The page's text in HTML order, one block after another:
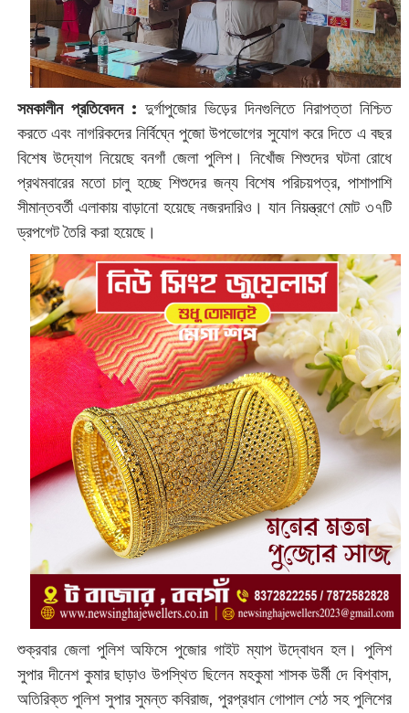
সমকালীন প্রতিবেদন : দুর্গাপুজোর ভিড়ের দিনগুলিতে নিরাপত্তা নিশ্চিত
করতে এবং নাগরিকদের নির্বিঘ্নে পুজো উপভোগের সুযোগ করে দিতে এ বছর
বিশেষ উদ্যোগ নিয়েছে বনগাঁ জেলা পুলিশ। নিখোঁজ শিশুদের ঘটনা রোধে
প্রথমবারের মতো চালু হচ্ছে শিশুদের জন্য বিশেষ পরিচয়পত্র, পাশাপাশি
সীমান্তবর্তী এলাকায় বাড়ানো হয়েছে নজরদারিও। যান নিয়ন্ত্রণে মোট ৩৭টি
ড্রপগেট তৈরি করা হয়েছে।
শুক্রবার জেলা পুলিশ অফিসে পুজোর গাইট ম্যাপ উদ্বোধন হল। পুলিশ
সুপার দীনেশ কুমার ছাড়াও উপস্থিত ছিলেন মহকুমা শাসক উর্মী দে বিশ্বাস,
অতিরিক্ত পুলিশ সুপার সুমন্ত কবিরাজ, পুরপ্রধান গোপাল শেঠ সহ পুলিশের